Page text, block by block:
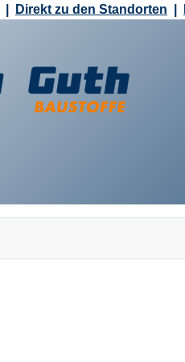
Direkt zu den Standorten